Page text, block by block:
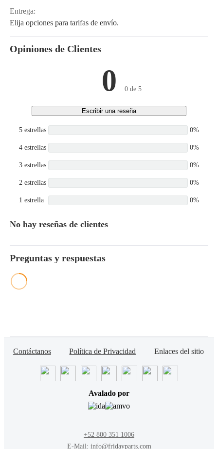
Entrega:
Elija opciones para tarifas de envío.
Opiniones de Clientes
0 0 de 5
Escribir una reseña
5 estrellas 0%
4 estrellas 0%
3 estrellas 0%
2 estrellas 0%
1 estrella 0%
No hay reseñas de clientes
Preguntas y respuestas
Contáctanos Política de Privacidad Enlaces del sitio
Avalado por
+52 800 351 1006
E-Mail: info@fridayparts.com